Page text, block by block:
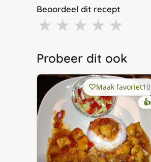
Beoordeel dit recept
★ ★ ★ ★ ★
Probeer dit ook
Maak favoriet10
👍